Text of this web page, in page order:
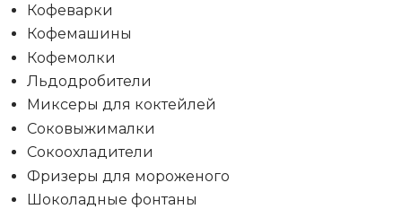
Кофеварки
Кофемашины
Кофемолки
Льдодробители
Миксеры для коктейлей
Соковыжималки
Сокоохладители
Фризеры для мороженого
Шоколадные фонтаны